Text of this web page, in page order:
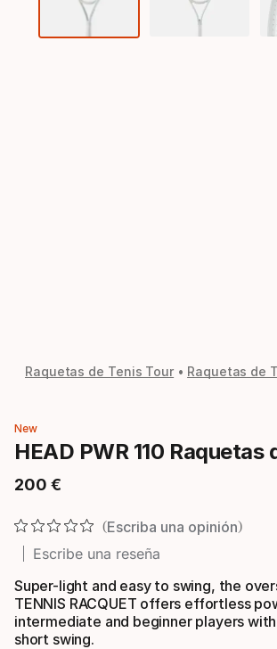
Raquetas de Tenis Tour Raquetas de
New
HEAD PWR 110 Raquetas
200 €
Precio final
Escriba una opinión
Escribe una reseña
Super-light and easy to swing, the
TENNIS RACQUET offers effortless
intermediate and beginner players
short swing.